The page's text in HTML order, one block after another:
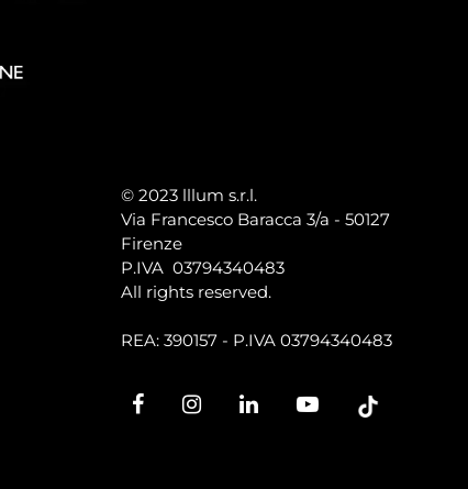
© 2023 lllum s.r.l.
Via Francesco Baracca 3/a - 50127
Firenze
P.IVA 03794340483
All rights reserved.
REA: 390157 - P.IVA 03794340483